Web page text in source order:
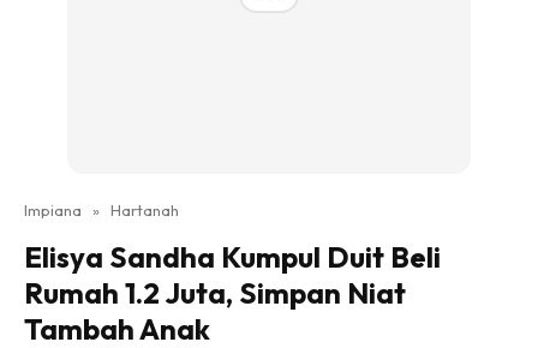
Login|Register
Ruang Makan
Ruang Tamu
Direktori
Impiana » Hartanah
Elisya Sandha Kumpul Duit Beli
Rumah 1.2 Juta, Simpan Niat
Tambah Anak